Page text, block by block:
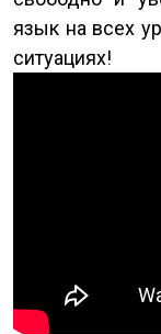
язык на всех
ситуациях!